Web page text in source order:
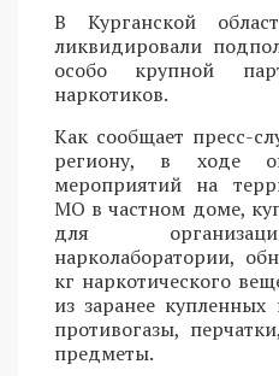
В Курганской
ликвидировали
особо крупной
наркотиков.
Как сообщает пресс-
региону, в ходе
мероприятий на
МО в частном доме,
для
нарколаборатории,
кг наркотического
из заранее
противогазы,
предметы.